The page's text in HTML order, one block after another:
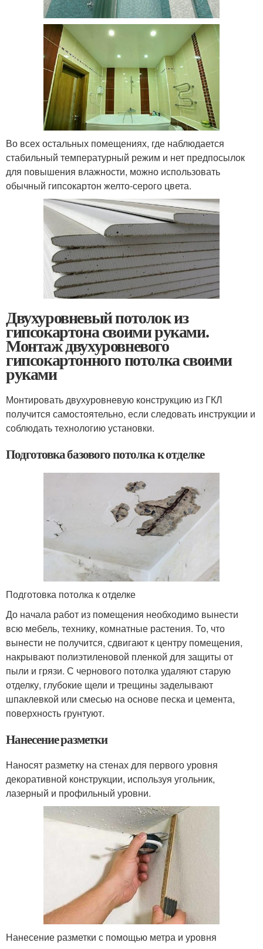
Во всех остальных помещениях, где наблюдается
стабильный температурный режим и нет предпосылок
для повышения влажности, можно использовать
обычный гипсокартон желто-серого цвета.
Двухуровневый потолок из
гипсокартона своими руками.
Монтаж двухуровневого
гипсокартонного потолка своими
руками
Монтировать двухуровневую конструкцию из ГКЛ
получится самостоятельно, если следовать инструкции и
соблюдать технологию установки.
Подготовка базового потолка к отделке
Подготовка потолка к отделке
До начала работ из помещения необходимо вынести
всю мебель, технику, комнатные растения. То, что
вынести не получится, сдвигают к центру помещения,
накрывают полиэтиленовой пленкой для защиты от
пыли и грязи. С чернового потолка удаляют старую
отделку, глубокие щели и трещины заделывают
шпаклевкой или смесью на основе песка и цемента,
поверхность грунтуют.
Нанесение разметки
Наносят разметку на стенах для первого уровня
декоративной конструкции, используя угольник,
лазерный и профильный уровни.
Нанесение разметки с помощью метра и уровня